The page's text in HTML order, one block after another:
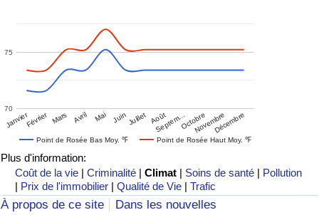
Point de Rosée Bas Moy. ℉ Point de Rosée Haut Moy. ℉
JanvierFévrier Mars Avril Mai Juin Juillet Août
Septem…OctobreNovembreDécembre
70
75
Plus d'information:
Coût de la vie |Criminalité |Climat | Soins de santé | Pollution
| Prix de l'immobilier |Qualité de Vie |Trafic
À propos de ce site Dans les nouvelles